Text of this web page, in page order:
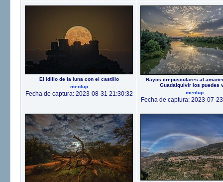
El idilio de la luna con el castillo
menlup
Fecha de captura: 2023-08-31 21:30:32
Rayos crepusculares al
Guadalquivir los puedes
menlup
Fecha de captura: 2023-07-